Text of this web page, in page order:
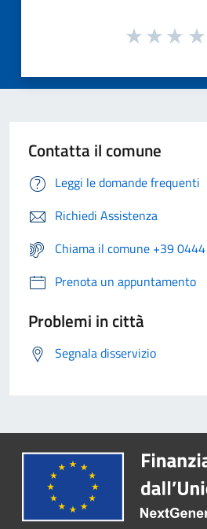
Contatta il comune
Leggi le domande frequenti
Richiedi Assistenza
Chiama il comune +39
Prenota un appuntamento
Problemi in città
Segnala disservizio